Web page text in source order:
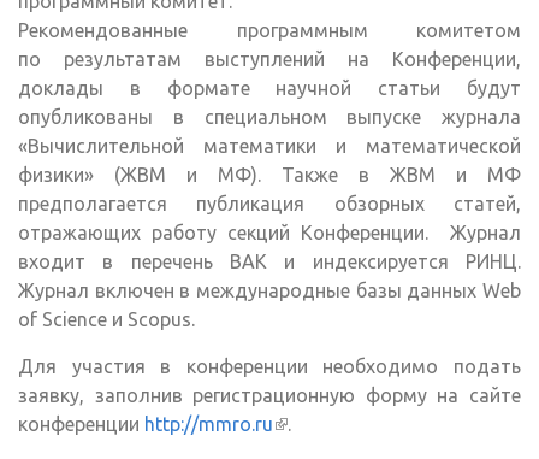
Рекомендованные программным комитетом
по результатам выступлений на Конференции,
доклады в формате научной статьи будут
опубликованы в специальном выпуске журнала
«Вычислительной математики и математической
физики» (ЖВМ и МФ). Также в ЖВМ и МФ
предполагается публикация обзорных статей,
отражающих работу секций Конференции. Журнал
входит в перечень ВАК и индексируется РИНЦ.
Журнал включен в международные базы данных Web
of Science и Scopus.
Для участия в конференции необходимо подать
заявку, заполнив регистрационную форму на сайте
конференции http://mmro.ru(внешняя ссылка)
.